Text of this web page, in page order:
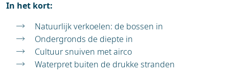
In het kort:
Natuurlijk verkoelen: de bossen in
Ondergronds de diepte in
Cultuur snuiven met airco
Waterpret buiten de drukke stranden